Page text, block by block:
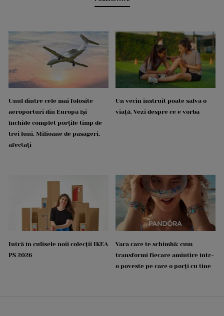
Unul dintre cele mai folosite
aeroporturi din Europa își
închide complet porțile timp de
trei luni. Milioane de pasageri,
afectați
Un vecin instruit poate salva o
viață. Vezi despre ce e vorba
Intră în culisele noii colecții IKEA
PS 2026
Vara care te schimbă: cum
transformi fiecare amintire într-
o poveste pe care o porți cu tine